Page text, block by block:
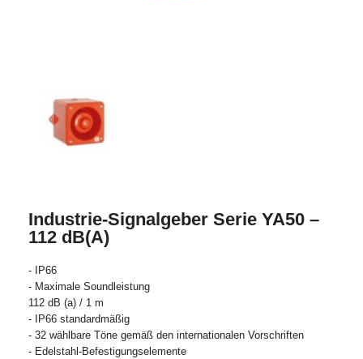
Industrie-Signalgeber Serie YA50 –
112 dB(A)
- IP66
- Maximale Soundleistung
112 dB (a) / 1 m
- IP66 standardmäßig
- 32 wählbare Töne gemäß den internationalen Vorschriften
- Edelstahl-Befestigungselemente